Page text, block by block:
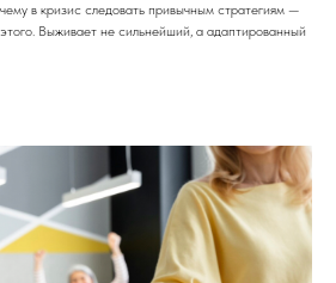
в кризис следовать привычным стратегиям —
Выживает не сильнейший, а адаптированный